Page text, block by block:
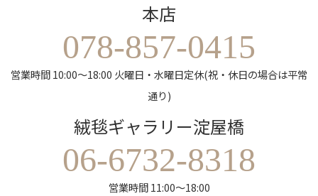
本店
078-857-0415
営業時間 10:00～18:00 火曜日・水曜日定休(祝・休日の場合は平常
通り)
絨毯ギャラリー淀屋橋
06-6732-8318
営業時間 11:00～18:00